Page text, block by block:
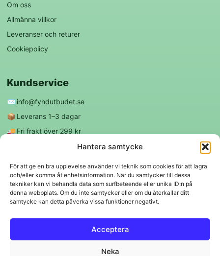
Hantera samtycke
För att ge en bra upplevelse använder vi teknik som cookies för att lagra
och/eller komma åt enhetsinformation. När du samtycker till dessa
tekniker kan vi behandla data som surfbeteende eller unika ID:n på
denna webbplats. Om du inte samtycker eller om du återkallar ditt
samtycke kan detta påverka vissa funktioner negativt.
Acceptera
Neka
Om oss
Allmänna villkor
Leveranser och returer
Cookiepolicy
Kundservice
✉️ info@fyndutbudet.se
📦 Leverans 1–3 dagar
🚚 Fri frakt över 299 kr
Följ oss
f ◎
Trygga betalningar